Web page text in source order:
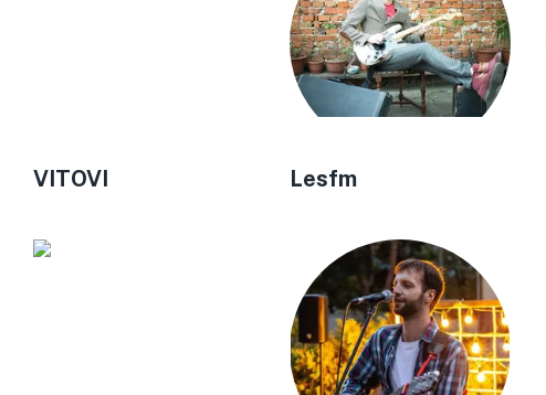
VITOVI Lesfm